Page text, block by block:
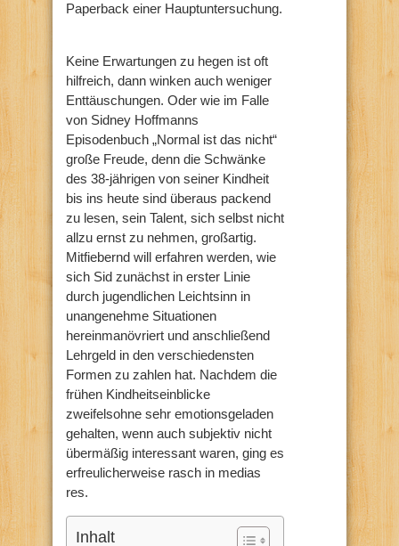
Paperback einer Hauptuntersuchung.
Keine Erwartungen zu hegen ist oft
hilfreich, dann winken auch weniger
Enttäuschungen. Oder wie im Falle
von Sidney Hoffmanns
Episodenbuch „Normal ist das nicht“
große Freude, denn die Schwänke
des 38-jährigen von seiner Kindheit
bis ins heute sind überaus packend
zu lesen, sein Talent, sich selbst nicht
allzu ernst zu nehmen, großartig.
Mitfiebernd will erfahren werden, wie
sich Sid zunächst in erster Linie
durch jugendlichen Leichtsinn in
unangenehme Situationen
hereinmanövriert und anschließend
Lehrgeld in den verschiedensten
Formen zu zahlen hat. Nachdem die
frühen Kindheitseinblicke
zweifelsohne sehr emotionsgeladen
gehalten, wenn auch subjektiv nicht
übermäßig interessant waren, ging es
erfreulicherweise rasch in medias
res.
Inhalt